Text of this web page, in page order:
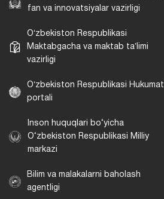
fan va innovatsiyalar vazirligi
Oʻzbekiston Respublikasi
Maktabgacha va maktab taʼlimi
vazirligi
Oʻzbekiston Respublikasi Hukumat
portali
Inson huquqlari bo‘yicha
O‘zbekiston Respublikasi Milliy
markazi
Bilim va malakalarni baholash
agentligi